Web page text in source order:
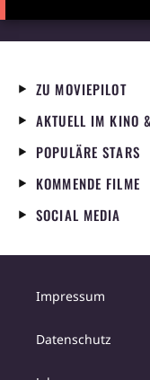
ZU MOVIEPILOT
AKTUELL IM KINO
POPULÄRE STARS
KOMMENDE FILME
SOCIAL MEDIA
Impressum
Datenschutz